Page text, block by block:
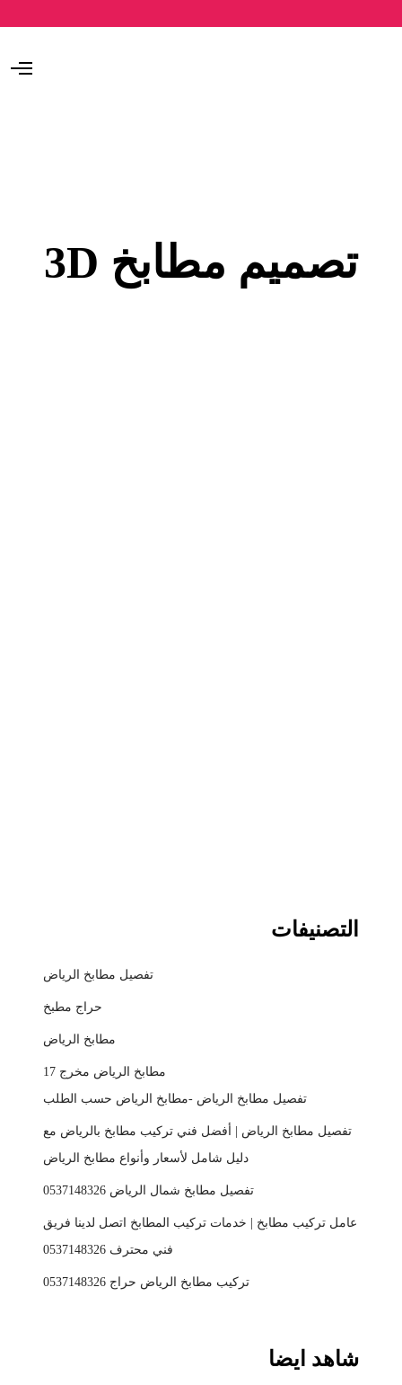
O
تصميم مطابخ 3D
التصنيفات
تفصيل مطابخ الرياض
حراج مطبخ
مطابخ الرياض
مطابخ الرياض مخرج 17
تفصيل مطابخ الرياض -مطابخ الرياض حسب الطلب
تفصيل مطابخ الرياض | أفضل فني تركيب مطابخ بالرياض مع
دليل شامل لأسعار وأنواع مطابخ الرياض
تفصيل مطابخ شمال الرياض 0537148326
عامل تركيب مطابخ | خدمات تركيب المطابخ اتصل لدينا فريق
فني محترف 0537148326
تركيب مطابخ الرياض حراج 0537148326
شاهد ايضا